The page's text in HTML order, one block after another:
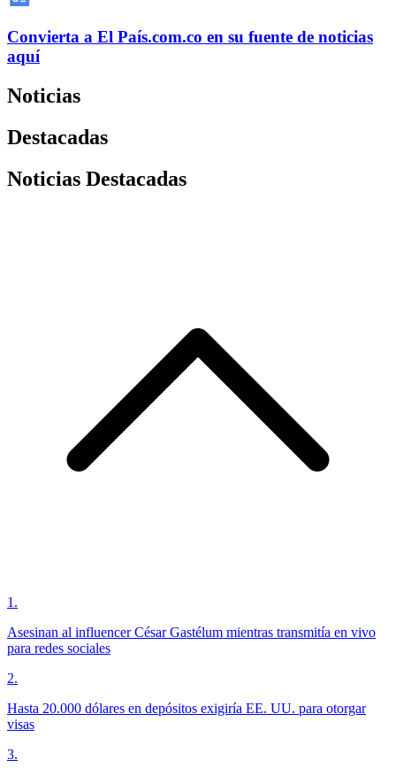
Convierta a El País.com.co en su fuente de noticias
aquí
Noticias
Destacadas
Noticias Destacadas
1 .
Asesinan al influencer César Gastélum mientras transmitía en vivo
para redes sociales
2.
Hasta 20.000 dólares en depósitos exigiría EE. UU. para otorgar
visas
3.